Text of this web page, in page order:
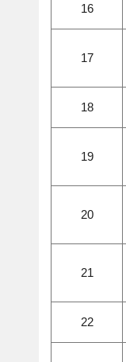
16
17
18
19
20
21
22